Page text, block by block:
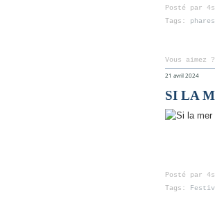
Posté par
Tags: phares
Vous aimez ?
21 avril 2024
SI LA
Posté par
Tags: